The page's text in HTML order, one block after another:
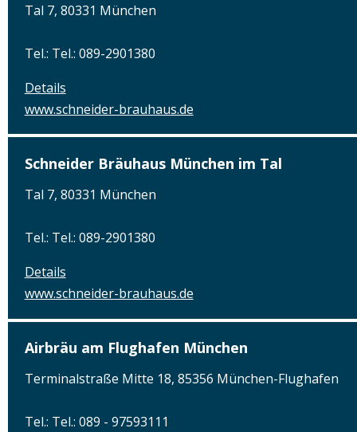
Tal 7, 80331 München
Tel.: Tel.: 089-2901380
Details
www.schneider-brauhaus.de
Schneider Bräuhaus München im Tal
Tal 7, 80331 München
Tel.: Tel.: 089-2901380
Details
www.schneider-brauhaus.de
Airbräu am Flughafen München
Terminalstraße Mitte 18, 85356 München-Flughafen
Tel.: Tel.: 089 - 97593111